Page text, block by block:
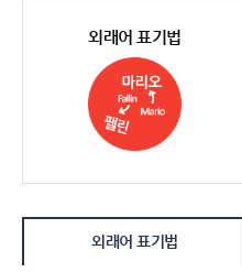
외래어 표기법
외래어 표기법